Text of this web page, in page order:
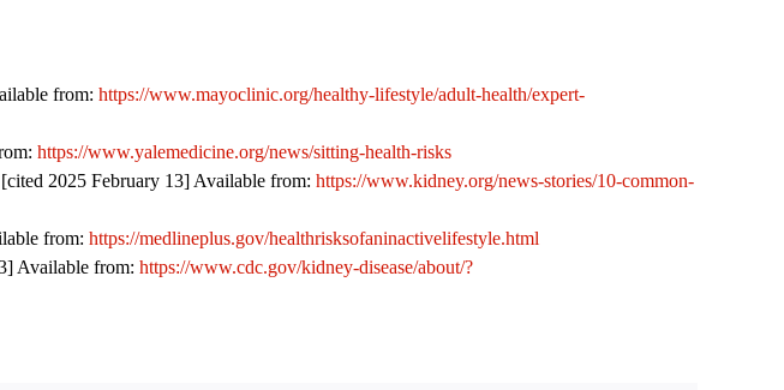
from: https://www.mayoclinic.org/healthy-lifestyle/adult-health/expert-
https://www.yalemedicine.org/news/sitting-health-risks
2025 February 13] Available from: https://www.kidney.org/news-stories/10-common-
from: https://medlineplus.gov/healthrisksofaninactivelifestyle.html
Available from: https://www.cdc.gov/kidney-disease/about/?